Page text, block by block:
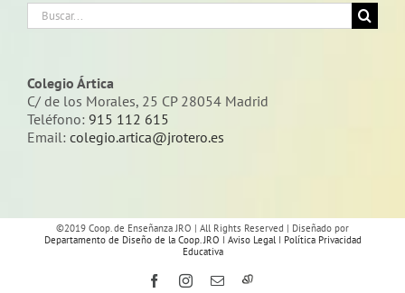
Buscar:
Colegio Ártica
C/ de los Morales, 25 CP 28054 Madrid
Teléfono: 915 112 615
Email: colegio.artica@jrotero.es
©2019 Coop. de Enseñanza JRO | All Rights Reserved | Diseñado por
Departamento de Diseño de la Coop. JRO I Aviso LegalI Política Privacidad
Educativa
FacebookInstagram
CorreoAlexia